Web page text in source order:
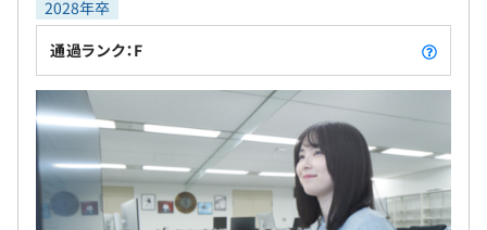
2028年卒
通過ランク：F